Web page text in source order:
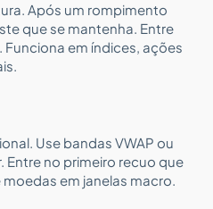
Após um rompimento
que se mantenha. Entre
em índices, ações
Use bandas VWAP ou
Entre no primeiro recuo que
em janelas macro.